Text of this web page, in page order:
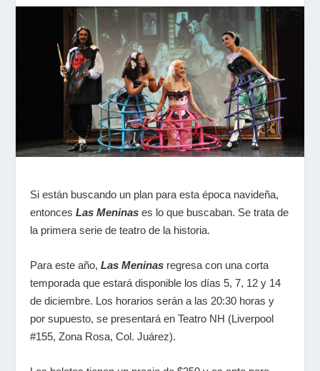
Si están buscando un plan para esta época navideña,
entoncesLas Meninas es lo que buscaban. Se trata de
la primera serie de teatro de la historia.
Para este año,Las Meninas regresa con una corta
temporada que estará disponible los días 5, 7, 12 y 14
de diciembre. Los horarios serán a las 20:30 horas y
por supuesto, se presentará en Teatro NH (Liverpool
#155, Zona Rosa, Col. Juárez).